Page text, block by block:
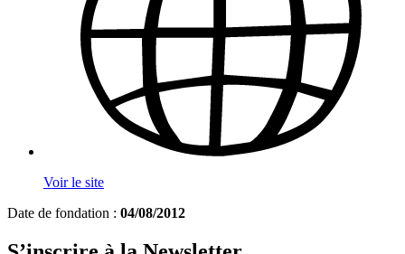
Voir le site
Date de fondation : 04/08/2012